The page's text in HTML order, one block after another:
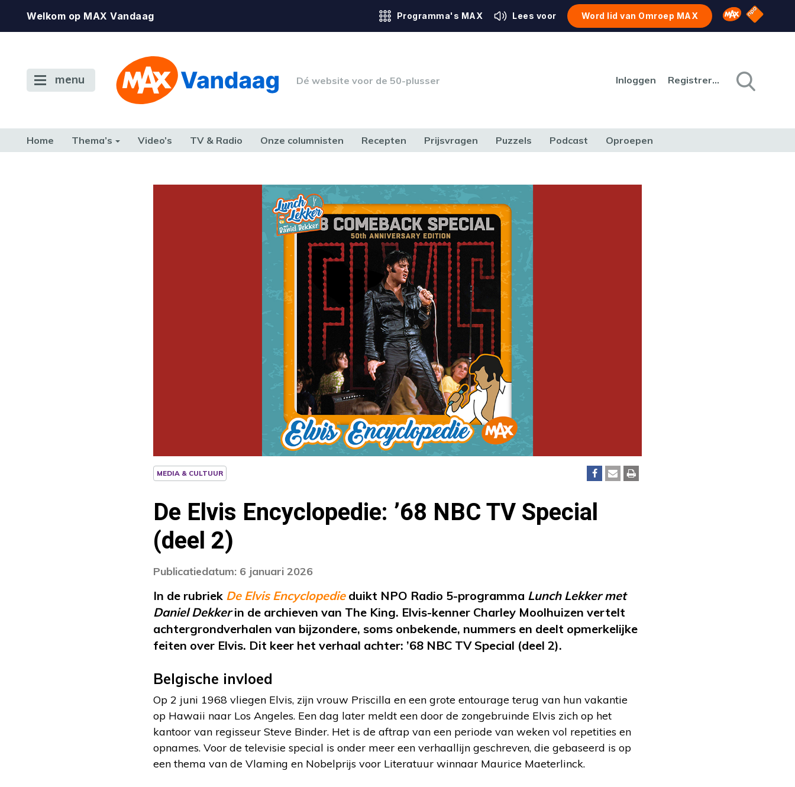
Welkom op MAX Vandaag Programma's MAX Lees voor Word lid van Omroep MAX Omroep MAX
NPO
menu Dé website voor de 50-plusser Inloggen Registreren
Home Thema’s Video’s TV & Radio Onze columnisten Recepten Prijsvragen Puzzels Podcast Oproepen
MEDIA & CULTUUR
De Elvis Encyclopedie: ’68 NBC TV Special
(deel 2)
Publicatiedatum: 6 januari 2026
In de rubriek De Elvis Encyclopedieduikt NPO Radio 5-programma Lunch Lekker met
Daniel Dekkerin de archieven van The King. Elvis-kenner Charley Moolhuizen vertelt
achtergrondverhalen van bijzondere, soms onbekende, nummers en deelt opmerkelijke
feiten over Elvis. Dit keer het verhaal achter: ’68 NBC TV Special (deel 2).
Belgische invloed
Op 2 juni 1968 vliegen Elvis, zijn vrouw Priscilla en een grote entourage terug van hun vakantie
op Hawaii naar Los Angeles. Een dag later meldt een door de zongebruinde Elvis zich op het
kantoor van regisseur Steve Binder. Het is de aftrap van een periode van weken vol repetities en
opnames. Voor de televisie special is onder meer een verhaallijn geschreven, die gebaseerd is op
een thema van de Vlaming en Nobelprijs voor Literatuur winnaar Maurice Maeterlinck.